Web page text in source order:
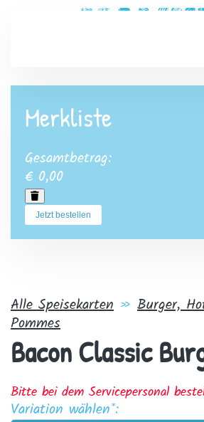
Merkliste
Gesamtbetrag:
€ 0,00
Jetzt bestellen
Alle Speisekarten » Burger,
Pommes
Bacon Classic
Bitte bei dem Servicepersonal
Variation wählen*: